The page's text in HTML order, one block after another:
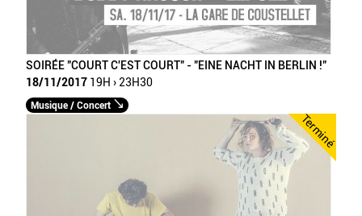
SOIRÉE "COURT C'EST COURT" - "EINE NACHT IN BERLIN !"
18/11/2017 19H › 23H30
Musique / Concert
Terminé